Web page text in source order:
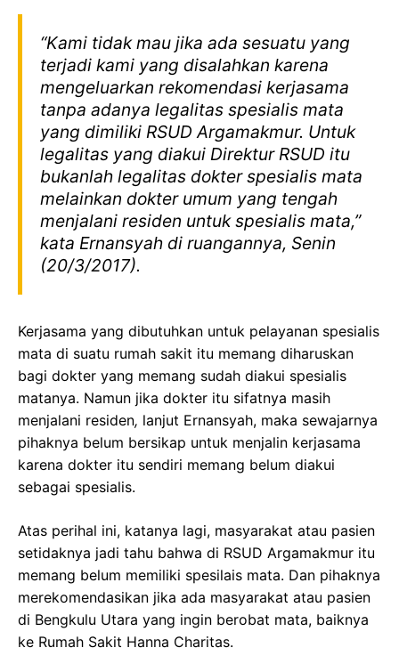
“Kami tidak mau jika ada sesuatu yang
terjadi kami yang disalahkan karena
mengeluarkan rekomendasi kerjasama
tanpa adanya legalitas spesialis mata
yang dimiliki RSUD Argamakmur. Untuk
legalitas yang diakui Direktur RSUD itu
bukanlah legalitas dokter spesialis mata
melainkan dokter umum yang tengah
menjalani residen untuk spesialis mata,”
kata Ernansyah di ruangannya, Senin
(20/3/2017).
Kerjasama yang dibutuhkan untuk pelayanan spesialis
mata di suatu rumah sakit itu memang diharuskan
bagi dokter yang memang sudah diakui spesialis
matanya. Namun jika dokter itu sifatnya masih
menjalani residen, lanjut Ernansyah, maka sewajarnya
pihaknya belum bersikap untuk menjalin kerjasama
karena dokter itu sendiri memang belum diakui
sebagai spesialis.
Atas perihal ini, katanya lagi, masyarakat atau pasien
setidaknya jadi tahu bahwa di RSUD Argamakmur itu
memang belum memiliki spesilais mata. Dan pihaknya
merekomendasikan jika ada masyarakat atau pasien
di Bengkulu Utara yang ingin berobat mata, baiknya
ke Rumah Sakit Hanna Charitas.